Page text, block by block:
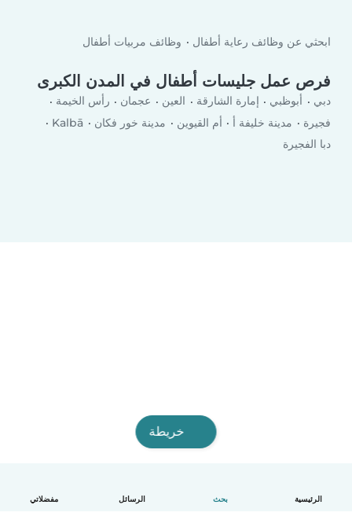
الرئيسية بحث الرسائل مفضلاتي
ابحثي عن وظائف رعاية أطفال وظائف مربيات أطفال
فرص عمل جليسات أطفال في المدن الكبرى
دبي أبوظبي إمارة الشارقة العين عجمان
رأس الخيمة
فجيرة
مدينة خليفة أ أم القيوين مدينة خور فكان
Kalbā
دبا الفجيرة
خريطة